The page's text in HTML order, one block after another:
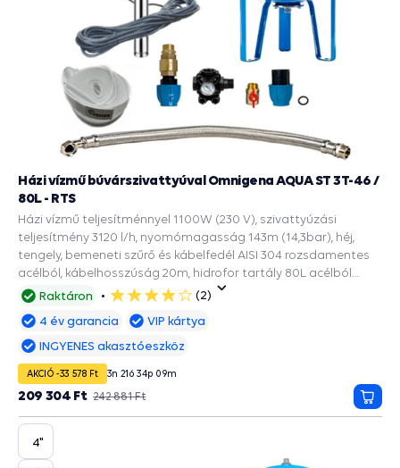
Raktáron
4
csillag
(2)
Házi vízmű búvárszivattyúval Omnigena AQUA ST 3T-46 /
80L - RTS
Házi vízmű teljesítménnyel 1100W (230 V), szivattyúzási
teljesítmény 3120 l/h, nyomómagasság 143m (14,3bar), héj,
tengely, bemeneti szűrő és kábelfedél AISI 304 rozsdamentes
acélból, kábelhosszúság 20m, hidrofor tartály 80L acélból
készült, EPDM ivóvíz zacskóval, a 90mm és szélesebb
4 év garancia
VIP kártya
INGYENES akasztóeszköz
AKCIÓ -33 578 Ft 3n 21ó 34p 08m
242 881 Ft
209 304 Ft
4"